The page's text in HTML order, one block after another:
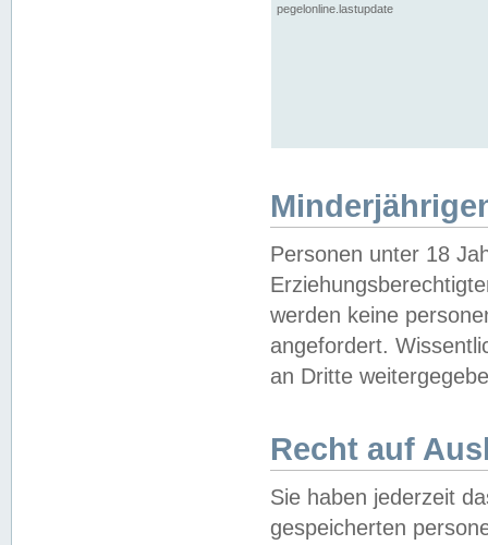
pegelonline.lastupdate
Personen unter 18
werden keine
angefordert.
an Dritte
Recht auf
Sie haben jederzeit
gespeicherten